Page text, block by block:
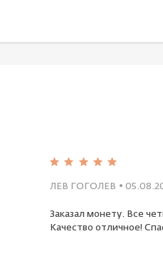
ЛЕВ ГОГОЛЕВ •
Заказал монету. Все
Качество отличное!